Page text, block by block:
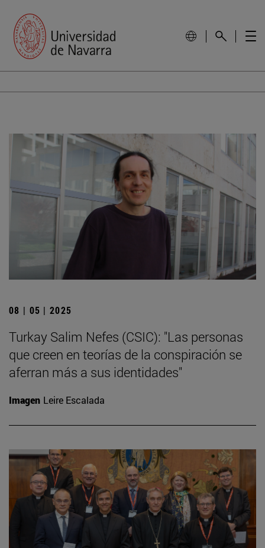
08 | 05 | 2025
Turkay Salim Nefes (CSIC): "Las personas
que creen en teorías de la conspiración se
aferran más a sus identidades"
Imagen Leire Escalada